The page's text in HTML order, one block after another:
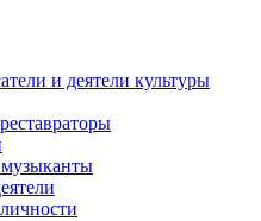
и деятели культуры